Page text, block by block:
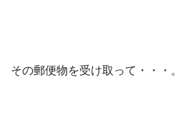
その郵便物を受け取って・・・。